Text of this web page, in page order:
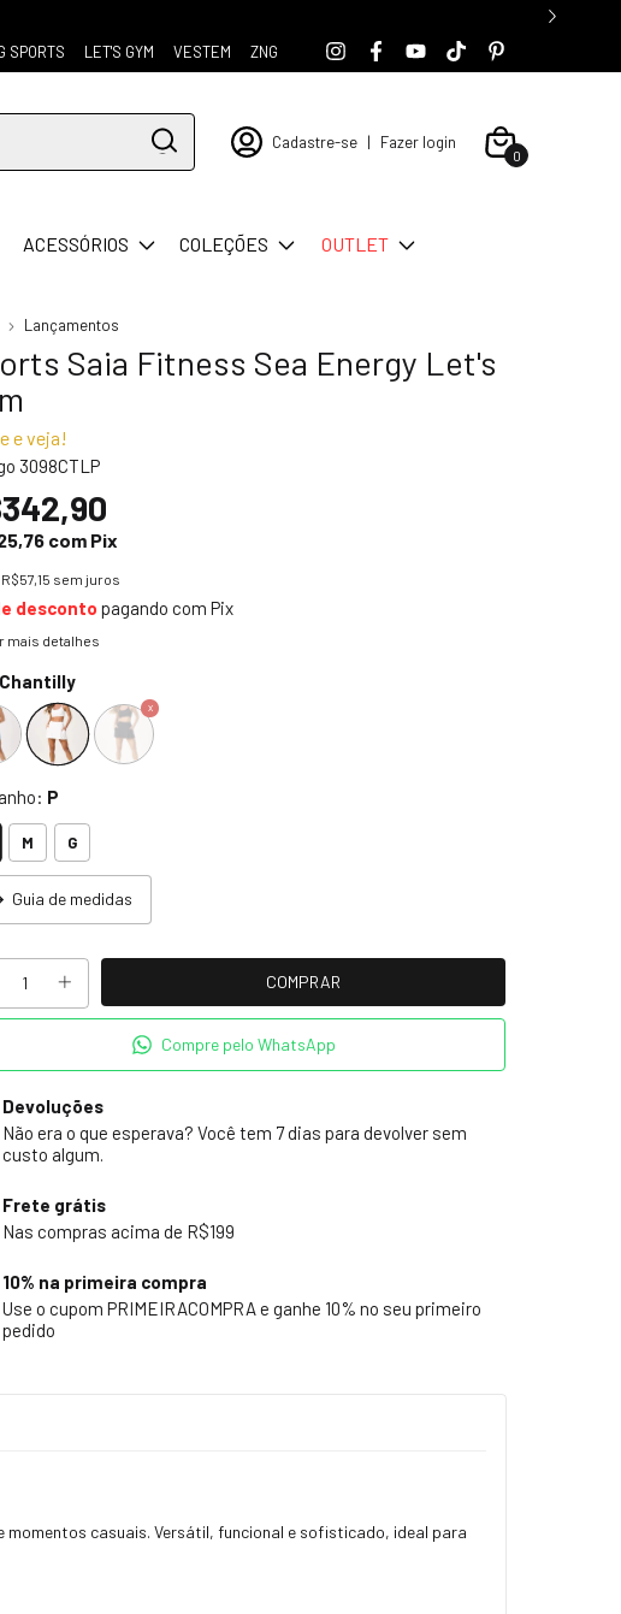
SPORTS LET'S GYM VESTEM ZNG
Cadastre-se | Fazer login
0
ACESSÓRIOS COLEÇÕES OUTLET
Lançamentos
Saia Fitness Sea Energy Let's
e veja!
3098CTLP
com Pix
R$57,15 sem juros
desconto pagando com Pix
mais detalhes
Chantilly
P
M G
Guia de medidas
Compre pelo WhatsApp
Devoluções
Não era o que esperava? Você tem 7 dias para devolver sem
custo algum.
Frete grátis
Nas compras acima de R$199
10% na primeira compra
Use o cupom PRIMEIRACOMPRA e ganhe 10% no seu primeiro
pedido
casuais. Versátil, funcional e sofisticado, ideal para